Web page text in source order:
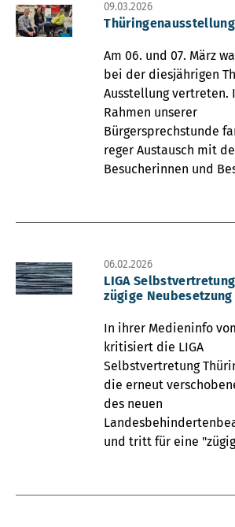
09.03.2026
Am 06. und 07. März
bei der diesjährigen
Ausstellung vertreten.
Rahmen unserer
Bürgersprechstunde
reger Austausch mit
Besucherinnen und
06.02.2026
LIGA
zügige Neubesetzung
In ihrer Medieninfo
kritisiert die LIGA
Selbstvertretung
die erneut
des neuen
und tritt für eine